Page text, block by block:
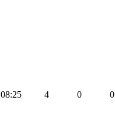
08:25 4 0 0